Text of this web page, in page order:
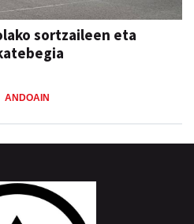
sortzaileen eta
ANDOAIN